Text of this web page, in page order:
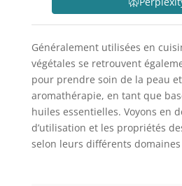
Généralement utilisées en
végétales se retrouvent
pour prendre soin de la peau
aromathérapie, en tant que
huiles essentielles. Voyons en
d’utilisation et les propriétés
selon leurs différents domaines